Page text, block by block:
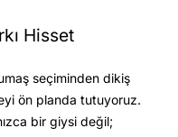
Hisset
seçiminden dikiş
ön planda tutuyoruz.
bir giysi değil;